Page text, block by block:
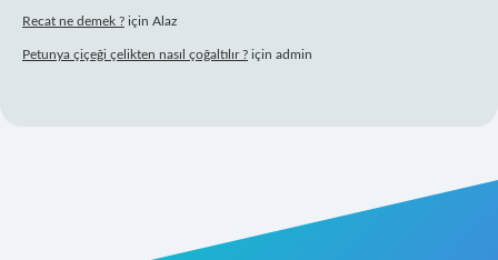
Recat ne demek ? için Alaz
Petunya çiçeği çelikten nasıl çoğaltılır ? için admin